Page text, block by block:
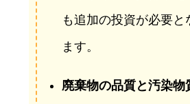
も追加の投資が必要と
ます。
廃棄物の品質と汚染物